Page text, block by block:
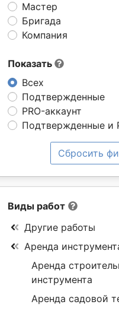
Мастер
Бригада
Компания
Показать
Всех
Подтвержденные
PRO-аккаунт
Подтвержденные и
Сбросить
Виды работ
Другие работы
Аренда
Аренда
инструмента
Аренда садовой